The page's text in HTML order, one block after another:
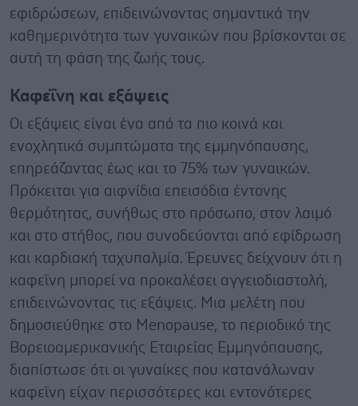
εφιδρώσεων, επιδεινώνοντας σημαντικά την
καθημερινότητα των γυναικών που βρίσκονται σε
αυτή τη φάση της ζωής τους.
Καφεΐνη και εξάψεις
Οι εξάψεις είναι ένα από τα πιο κοινά και
ενοχλητικά συμπτώματα της εμμηνόπαυσης,
επηρεάζοντας έως και το 75% των γυναικών.
Πρόκειται για αιφνίδια επεισόδια έντονης
θερμότητας, συνήθως στο πρόσωπο, στον λαιμό
και στο στήθος, που συνοδεύονται από εφίδρωση
και καρδιακή ταχυπαλμία. Έρευνες δείχνουν ότι η
καφεΐνη μπορεί να προκαλέσει αγγειοδιαστολή,
επιδεινώνοντας τις εξάψεις. Μια μελέτη που
δημοσιεύθηκε στο Menopause, το περιοδικό της
Βορειοαμερικανικής Εταιρείας Εμμηνόπαυσης,
διαπίστωσε ότι οι γυναίκες που κατανάλωναν
καφεΐνη είχαν περισσότερες και εντονότερες